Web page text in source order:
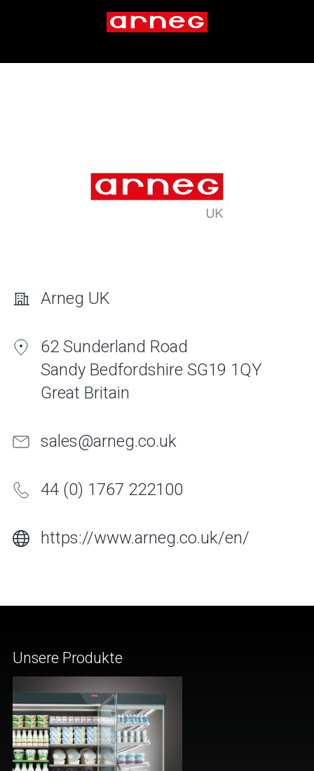
Arneg UK
62 Sunderland Road
Sandy Bedfordshire SG19 1QY
Great Britain
sales@arneg.co.uk
44 (0) 1767 222100
https://www.arneg.co.uk/en/
Unsere Produkte